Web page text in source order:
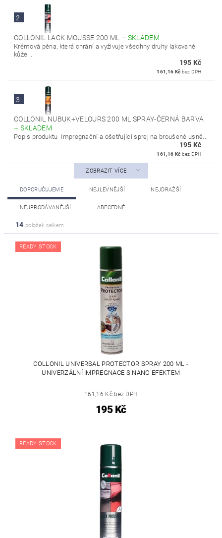
2.
COLLONIL LACK MOUSSE 200 ML – SKLADEM
Krémová pěna, která chrání a vyživuje všechny druhy lakované
kůže....
195 Kč
161,16 Kč bez DPH
3.
COLLONIL NUBUK+VELOURS 200 ML SPRAY-ČERNÁ BARVA
– SKLADEM
Popis produktu Impregnační a ošetřující sprej na broušené usně...
195 Kč
161,16 Kč bez DPH
ZOBRAZIT VÍCE
DOPORUČUJEME NEJLEVNĚJŠÍ NEJDRAŽŠÍ
NEJPRODÁVANĚJŠÍ ABECEDNĚ
14 položek celkem
READY STOCK
COLLONIL UNIVERSAL PROTECTOR SPRAY 200 ML -
UNIVERZÁLNÍ IMPREGNACE S NANO EFEKTEM
161,16 Kč bez DPH
195 Kč
READY STOCK